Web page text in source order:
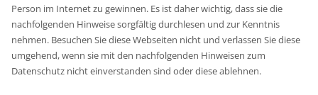
Person im Internet zu gewinnen. Es ist daher wichtig, dass sie die
nachfolgenden Hinweise sorgfältig durchlesen und zur Kenntnis
nehmen. Besuchen Sie diese Webseiten nicht und verlassen Sie diese
umgehend, wenn sie mit den nachfolgenden Hinweisen zum
Datenschutz nicht einverstanden sind oder diese ablehnen.